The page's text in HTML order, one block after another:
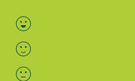
Bewertung auswählen